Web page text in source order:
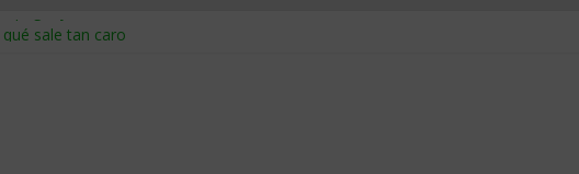
pagar y cobrar en 2026
qué hacer
segmentarlo y venderle